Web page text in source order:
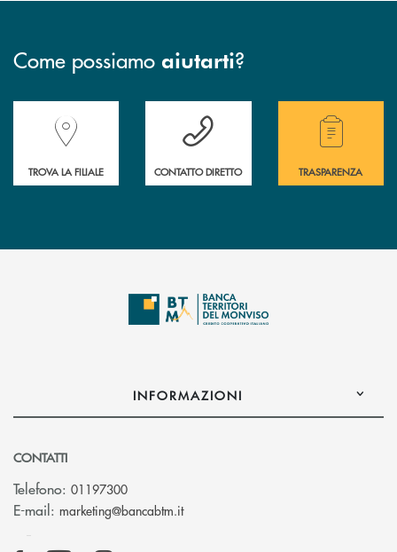
Come possiamo aiutarti?
Accedi all' elenco completo delle filiali della Banca.
TROVA LA FILIALE
Hai bisogno di assistenza immediata?
CONTATTO DIRETTO
Hai bisogno di
TRASPARENZA
INFORMAZIONI
CONTATTI
Telefono: 01197300
E-mail: marketing@bancabtm.it(si apre l’app di posta elettronica)